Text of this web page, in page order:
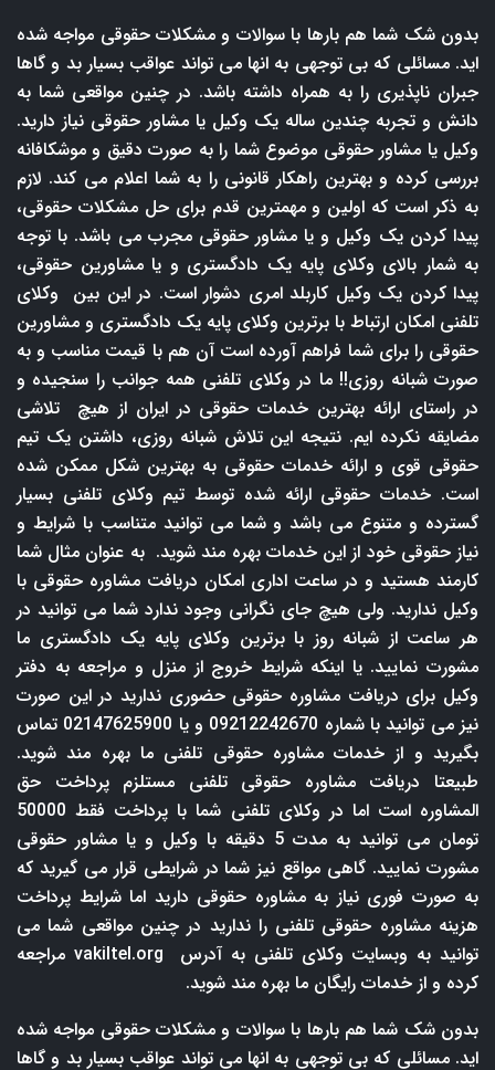
بدون شک شما هم بارها با سوالات و مشکلات حقوقی مواجه شده
اید. مسائلی که بی توجهی به انها می تواند عواقب بسیار بد و گاها
جبران ناپذیری را به همراه داشته باشد. در چنین مواقعی شما به
دانش و تجربه چندین ساله یک وکیل یا مشاور حقوقی نیاز دارید.
وکیل یا مشاور حقوقی موضوع شما را به صورت دقیق و موشکافانه
بررسی کرده و بهترین راهکار قانونی را به شما اعلام می کند. لازم
به ذکر است که اولین و مهمترین قدم برای حل مشکلات حقوقی،
پیدا کردن یک وکیل و یا مشاور حقوقی مجرب می باشد. با توجه
به شمار بالای وکلای پایه یک دادگستری و یا مشاورین حقوقی،
پیدا کردن یک وکیل کاربلد امری دشوار است. در این بین وکلای
تلفنی امکان ارتباط با برترین وکلای پایه یک دادگستری و مشاورین
حقوقی را برای شما فراهم آورده است آن هم با قیمت مناسب و به
صورت شبانه روزی!! ما در وکلای تلفنی همه جوانب را سنجیده و
در راستای ارائه بهترین خدمات حقوقی در ایران از هیچ تلاشی
مضایقه نکرده ایم. نتیجه این تلاش شبانه روزی، داشتن یک تیم
حقوقی قوی و ارائه خدمات حقوقی به بهترین شکل ممکن شده
است. خدمات حقوقی ارائه شده توسط تیم وکلای تلفنی بسیار
گسترده و متنوع می باشد و شما می توانید متناسب با شرایط و
نیاز حقوقی خود از این خدمات بهره مند شوید. به عنوان مثال شما
کارمند هستید و در ساعت اداری امکان دریافت مشاوره حقوقی با
وکیل ندارید. ولی هیچ جای نگرانی وجود ندارد شما می توانید در
هر ساعت از شبانه روز با برترین وکلای پایه یک دادگستری ما
مشورت نمایید. یا اینکه شرایط خروج از منزل و مراجعه به دفتر
وکیل برای دریافت مشاوره حقوقی حضوری ندارید در این صورت
نیز می توانید با شماره 09212242670 و یا 02147625900 تماس
بگیرید و از خدمات مشاوره حقوقی تلفنی ما بهره مند شوید.
طبیعتا دریافت مشاوره حقوقی تلفنی مستلزم پرداخت حق
المشاوره است اما در وکلای تلفنی شما با پرداخت فقط 50000
تومان می توانید به مدت 5 دقیقه با وکیل و یا مشاور حقوقی
مشورت نمایید. گاهی مواقع نیز شما در شرایطی قرار می گیرید که
به صورت فوری نیاز به مشاوره حقوقی دارید اما شرایط پرداخت
هزینه مشاوره حقوقی تلفنی را ندارید در چنین مواقعی شما می
توانید به وبسایت وکلای تلفنی به آدرس
vakiltel.org مراجعه
کرده و از خدمات رایگان ما بهره مند شوید.
بدون شک شما هم بارها با سوالات و مشکلات حقوقی مواجه شده
اید. مسائلی که بی توجهی به انها می تواند عواقب بسیار بد و گاها